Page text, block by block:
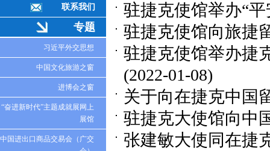
联系我们
专题
习近平外交思想
中国文化旅游之窗
进博会之窗
“奋进新时代”主题成就展网上
展馆
中国进出口商品交易会（广交
驻捷克使馆举办“
驻捷克使馆向旅捷
驻捷克使馆举办捷
(2022-01-08)
关于向在捷克中国
驻捷克大使馆向中
张建敏大使同在捷